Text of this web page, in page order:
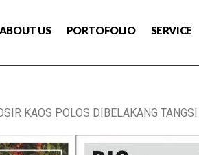
ABOUT US PORTOFOLIO SERVICE
KAOS POLOS DIBELAKANG